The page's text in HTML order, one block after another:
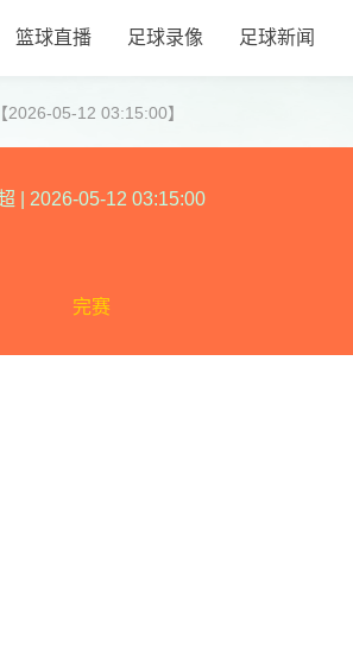
篮球直播 足球录像 足球新闻
05-12 03:15:00】
2026-05-12 03:15:00
完赛